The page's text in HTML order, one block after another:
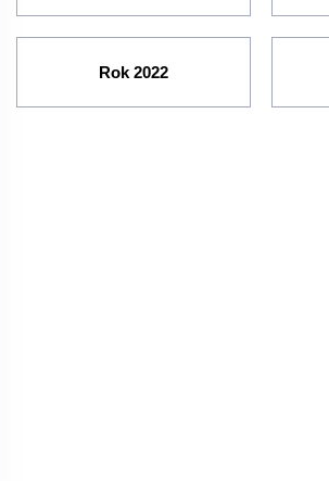
Rok 2022